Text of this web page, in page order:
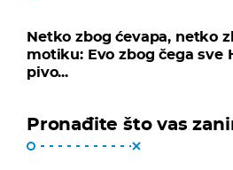
Netko zbog ćevapa, netko
motiku: Evo zbog čega sve
pivo...
Pronađite što vas